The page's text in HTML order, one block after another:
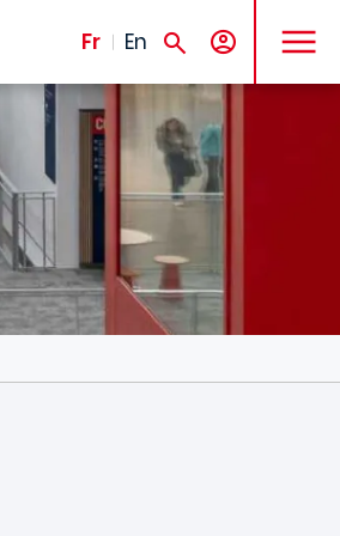
Fr En
MENU